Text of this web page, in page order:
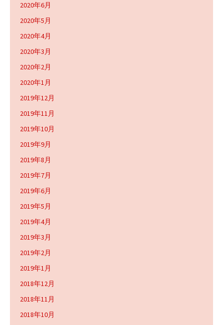
2020年6月
2020年5月
2020年4月
2020年3月
2020年2月
2020年1月
2019年12月
2019年11月
2019年10月
2019年9月
2019年8月
2019年7月
2019年6月
2019年5月
2019年4月
2019年3月
2019年2月
2019年1月
2018年12月
2018年11月
2018年10月